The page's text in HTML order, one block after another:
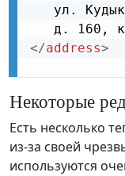
ул.
</address>
Некоторые
Есть несколько
из-за своей
используются